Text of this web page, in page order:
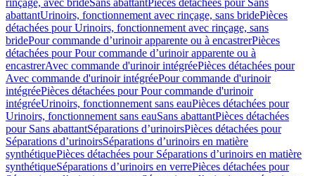
rinçage, avec brideSans abattantPièces détachées pour Sans
abattantUrinoirs, fonctionnement avec rinçage, sans bridePièces
détachées pour Urinoirs, fonctionnement avec rinçage, sans
bridePour commande d’urinoir apparente ou à encastrerPièces
détachées pour Pour commande d’urinoir apparente ou à
encastrerAvec commande d'urinoir intégréePièces détachées pour
Avec commande d'urinoir intégréePour commande d'urinoir
intégréePièces détachées pour Pour commande d'urinoir
intégréeUrinoirs, fonctionnement sans eauPièces détachées pour
Urinoirs, fonctionnement sans eauSans abattantPièces détachées
pour Sans abattantSéparations d’urinoirsPièces détachées pour
Séparations d’urinoirsSéparations d’urinoirs en matière
synthétiquePièces détachées pour Séparations d’urinoirs en matière
synthétiqueSéparations d’urinoirs en verrePièces détachées pour